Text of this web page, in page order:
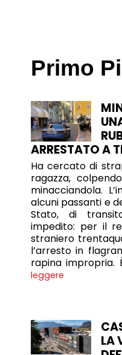
Primo
ARRESTATO A
Ha cercato di
ragazza,
minacciandola.
alcuni passanti e
Stato, di
impedito: per il
straniero
l’arresto in
rapina impropria.
leggere
LA